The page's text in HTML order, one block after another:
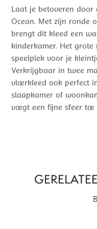
Laat je betoveren door
Ocean. Met zijn ronde
brengt dit kleed een
kinderkamer. Het grote
speelplek voor je
Verkrijgbaar in twee
vloerkleed ook perfect
slaapkamer of
voegt een fijne sfeer